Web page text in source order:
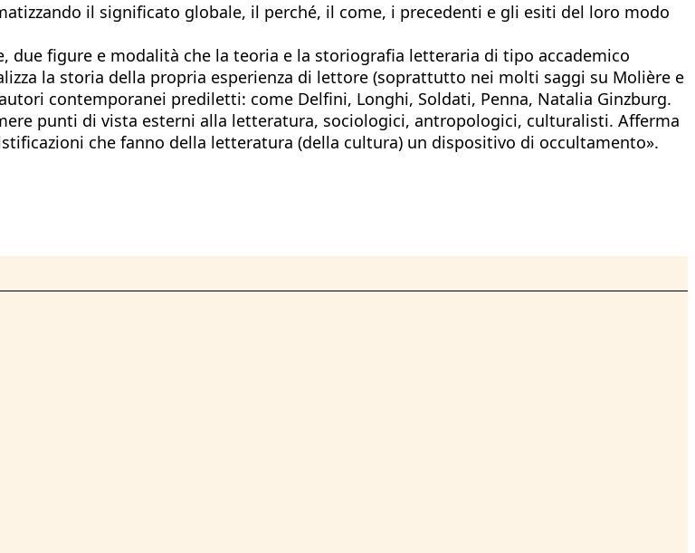
il significato globale, il perché, il come, i precedenti e gli esiti del loro modo
figure e modalità che la teoria e la storiografia letteraria di tipo accademico
la storia della propria esperienza di lettore (soprattutto nei molti saggi su Molière e
contemporanei prediletti: come Delfini, Longhi, Soldati, Penna, Natalia Ginzburg.
punti di vista esterni alla letteratura, sociologici, antropologici, culturalisti. Afferma
che fanno della letteratura (della cultura) un dispositivo di occultamento».